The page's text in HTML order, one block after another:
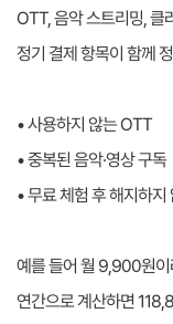
OTT, 음악 스트리밍, 클
정기 결제 항목이 함께
• 사용하지 않는 OTT
• 중복된 음악·영상 구독
• 무료 체험 후 해지하지
예를 들어 월 9,900원이
연간으로 계산하면